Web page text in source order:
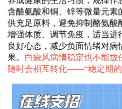
含酪氨酸和铜、锌等微量元素
供充足原料，避免抑制酪氨酸
增强体质、调节免疫，适当进
良好心态，减少负面情绪对病
果。 白癜风病情稳定也不能放
随时会相互转化——“稳定期